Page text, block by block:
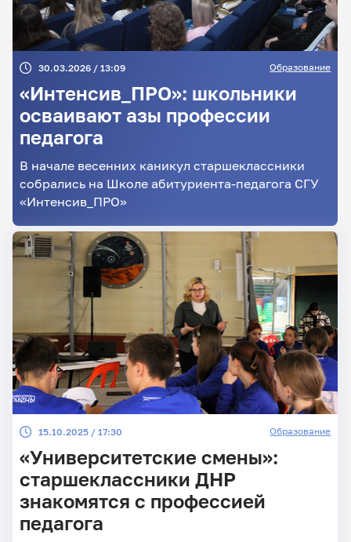
30.03.2026 / 13:09 Образование
«Интенсив_ПРО»: школьники
осваивают азы профессии
педагога
В начале весенних каникул старшеклассники
собрались на Школе абитуриента-педагога СГУ
«Интенсив_ПРО»
15.10.2025 / 17:30 Образование
«Университетские смены»:
старшеклассники ДНР
знакомятся с профессией
педагога